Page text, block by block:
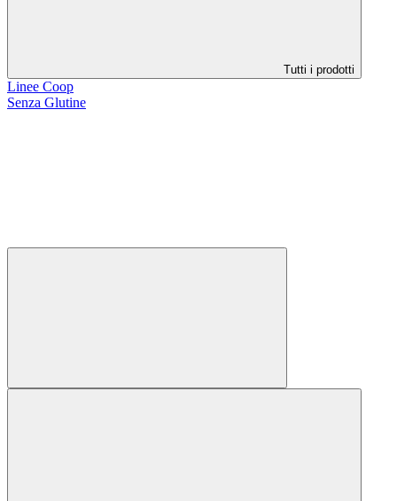
Tutti i prodotti
Linee Coop
Senza Glutine